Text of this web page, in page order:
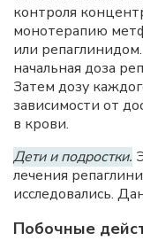
контроля
монотерапию
или
начальная доза
Затем дозу
зависимости от
в крови.
Дети и подростки.
лечения
исследовались.
Побочные